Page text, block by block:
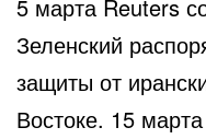
5 марта Reuters
Зеленский
защиты от
Востоке. 15